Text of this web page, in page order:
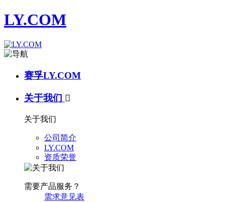
LY.COM
赛孚LY.COM
关于我们 
关于我们
公司简介
LY.COM
资质荣誉
需要产品服务？
需求意见表